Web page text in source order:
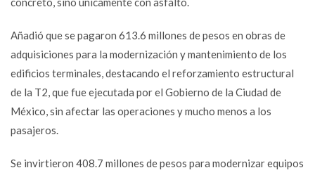
Añadió que se pagaron 613.6 millones de pesos en obras de
adquisiciones para la modernización y mantenimiento de los
edificios terminales, destacando el reforzamiento estructural
de la T2, que fue ejecutada por el Gobierno de la Ciudad de
México, sin afectar las operaciones y mucho menos a los
pasajeros.
Se invirtieron 408.7 millones de pesos para modernizar equipos